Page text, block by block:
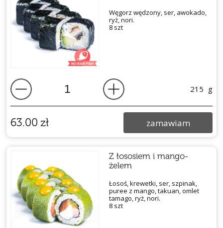
Węgorz wędzony, ser, awokado,
ryż, nori.
8 szt
215 g
63.00 zł zamawiam
Z łososiem i mango-
żelem
Łosoś, krewetki, ser, szpinak,
puree z mango, takuan, omlet
tamago, ryż, nori.
8 szt